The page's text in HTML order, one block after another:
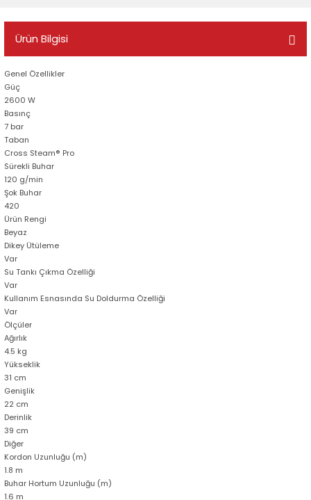
Ürün Bilgisi
Genel Özellikler
Güç
2600 W
Basınç
7 bar
Taban
Cross Steam® Pro
Sürekli Buhar
120 g/min
Şok Buhar
420
Ürün Rengi
Beyaz
Dikey Ütüleme
Var
Su Tankı Çıkma Özelliği
Var
Kullanım Esnasında Su Doldurma Özelliği
Var
Ölçüler
Ağırlık
4.5 kg
Yükseklik
31 cm
Genişlik
22 cm
Derinlik
39 cm
Diğer
Kordon Uzunluğu (m)
1.8 m
Buhar Hortum Uzunluğu (m)
1.6 m